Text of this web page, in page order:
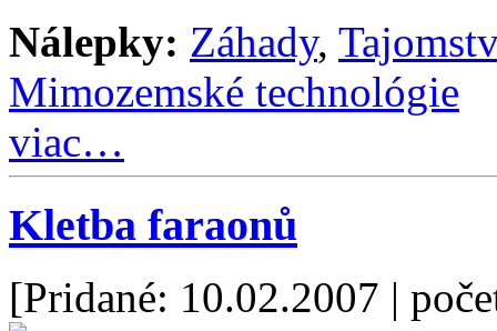
Nálepky: Záhady,
Mimozemské technológie
viac…
Kletba faraonů
[Pridané: 10.02.2007 |